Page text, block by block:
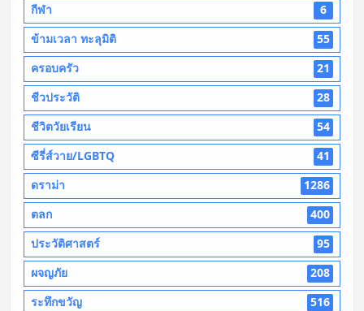
กีฬา
6
ข้ามเวลา ทะลุมิติ
55
ครอบครัว
21
ชีวประวัติ
28
ชีวิตวัยเรียน
54
ซีรี่ส์วาย/LGBTQ
41
ดราม่า
1286
ตลก
400
ประวัติศาสตร์
95
ผจญภัย
208
ระทึกขวัญ
516